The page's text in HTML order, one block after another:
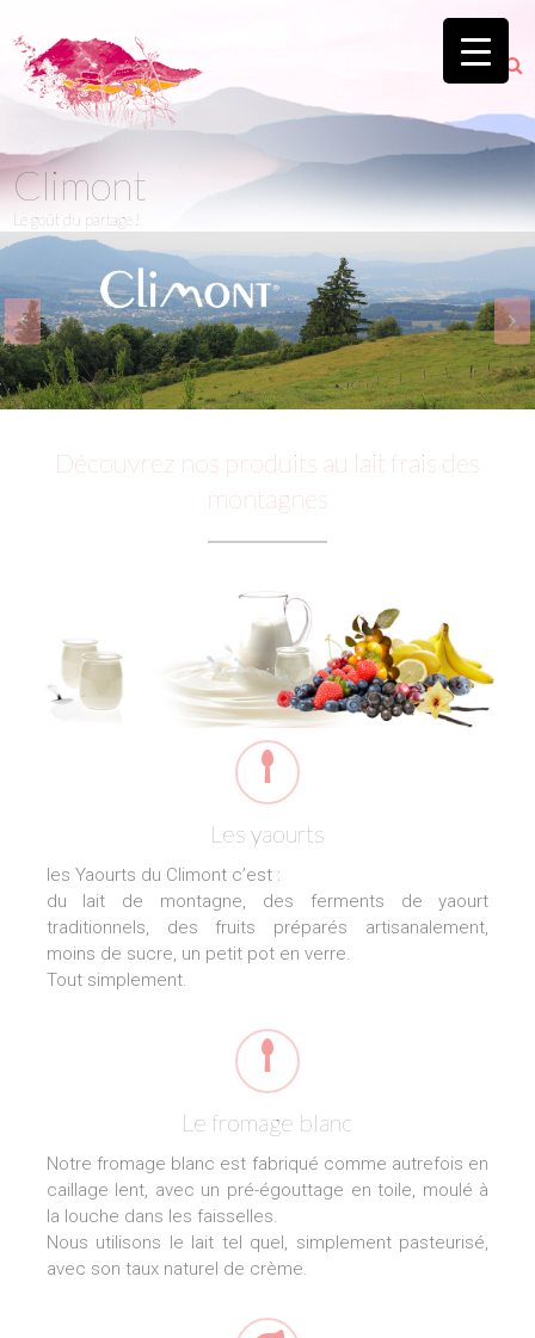
Climont
Le goût du partage !
Découvrez nos produits au lait frais des
montagnes
Les yaourts
les Yaourts du Climont c’est :
du lait de montagne, des ferments de yaourt
traditionnels, des fruits préparés artisanalement,
moins de sucre, un petit pot en verre.
Tout simplement.
Le fromage blanc
Notre fromage blanc est fabriqué comme autrefois en
caillage lent, avec un pré-égouttage en toile, moulé à
la louche dans les faisselles.
Nous utilisons le lait tel quel, simplement pasteurisé,
avec son taux naturel de crème.